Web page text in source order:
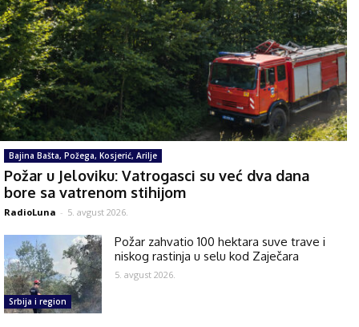
Bajina Bašta, Požega, Kosjerić, Arilje
Požar u Jeloviku: Vatrogasci su već dva dana
bore sa vatrenom stihijom
RadioLuna - 5. avgust 2026.
Srbija i region
Požar zahvatio 100 hektara suve trave i
niskog rastinja u selu kod Zaječara
5. avgust 2026.